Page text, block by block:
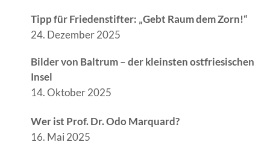
Tipp für Friedenstifter: „Gebt Raum dem Zorn!“
24. Dezember 2025
Bilder von Baltrum – der kleinsten ostfriesischen
Insel
14. Oktober 2025
Wer ist Prof. Dr. Odo Marquard?
16. Mai 2025